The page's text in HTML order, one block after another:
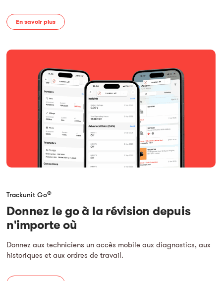
En savoir plus
Trackunit Go®
Donnez le go à la révision depuis
n'importe où
Donnez aux techniciens un accès mobile aux diagnostics, aux
historiques et aux ordres de travail.